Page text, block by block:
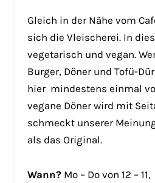
Gleich in der Nähe vom
sich die Vleischerei. In
vegetarisch und vegan.
Burger, Döner und Tofü-
hier mindestens einmal
vegane Döner wird mit
schmeckt unserer
als das Original.
Wann? Mo – Do von 12 – 11,